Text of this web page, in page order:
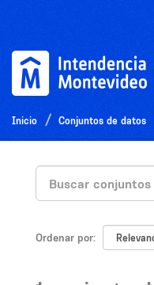
Inicio Conjuntos de datos
Ordenar por